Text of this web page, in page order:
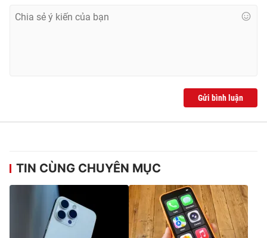
Tổng đài VTV:024.38 355 931 - 024.38 355 932
Gửi bình luận
TIN CÙNG CHUYÊN MỤC